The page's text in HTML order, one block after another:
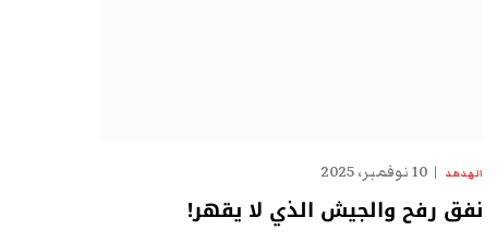
الهدهد 10 نوفمبر، 2025
نفق رفح والجيش الذي لا يقهر!